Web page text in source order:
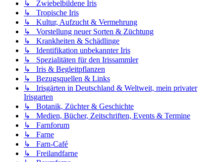
↳ Zwiebelbildene Iris
↳ Tropische Iris
↳ Kultur, Aufzucht & Vermehrung
↳ Vorstellung neuer Sorten & Züchtung
↳ Krankheiten & Schädlinge
↳ Identifikation unbekannter Iris
↳ Spezialitäten für den Irissammler
↳ Iris & Begleitpflanzen
↳ Bezugsquellen & Links
↳ Irisgärten in Deutschland & Weltweit, mein privater
Irisgarten
↳ Botanik, Züchter & Geschichte
↳ Medien, Bücher, Zeitschriften, Events & Termine
↳ Farnforum
↳ Farne
↳ Farn-Café
↳ Freilandfarne